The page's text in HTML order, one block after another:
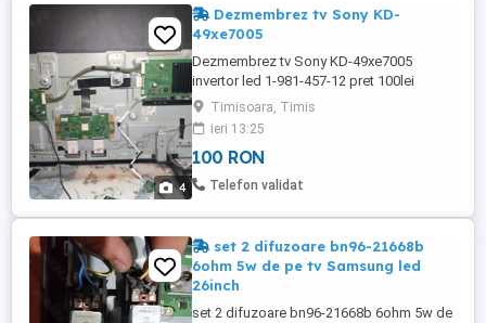
4
Dezmembrez tv Sony KD-
49xe7005
Dezmembrez tv Sony KD-49xe7005
invertor led 1-981-457-12 pret 100lei
suport talpa picior pret 50lei placa de
baza 1-981-926-22 pret 250lei set 2
difuzoare 1-859-227-21 8ohm 10w pret
30lei
Timisoara, Timis
ieri 13:25
100 RON
Telefon validat
set 2 difuzoare bn96-21668b
6ohm 5w de pe tv Samsung led
26inch
set 2 difuzoare bn96-21668b 6ohm 5w de